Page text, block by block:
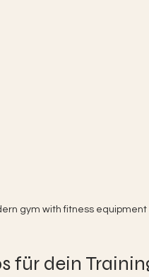
gym with fitness equipment
für dein